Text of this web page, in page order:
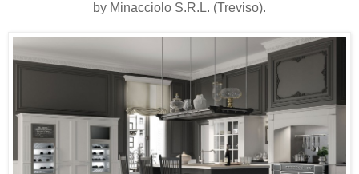
by Minacciolo S.R.L. (Treviso).